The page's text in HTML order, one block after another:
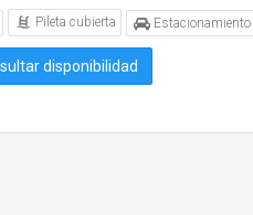
Pileta cubierta Estacionamiento
disponibilidad